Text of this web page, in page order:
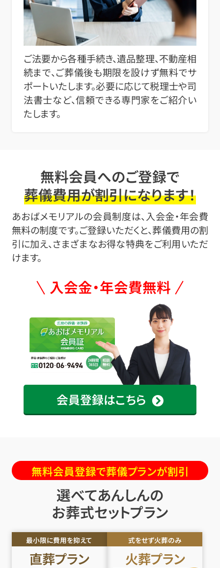
ご法要から各種手続き、遺品整理、不動産相
続まで、ご葬儀後も期限を設けず無料でサ
ポートいたします。必要に応じて税理士や司
法書士など、信頼できる専門家をご紹介い
たします。
無料会員へのご登録で
葬儀費用が割引になります！
あおばメモリアルの会員制度は、入会金・年会費
無料の制度です。ご登録いただくと、葬儀費用の割
引に加え、さまざまなお得な特典をご利用いただ
けます。
会員登録はこちら
入会金・年会費無料
無料会員登録で葬儀プランが割引
選べてあんしんの
お葬式セットプラン
最小限に費用を抑えて
直葬プラン
式をせず火葬のみ
火葬プラン